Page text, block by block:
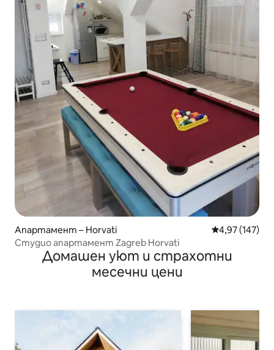
Апартамент – Horvati Средна
4,97 (147)
Студио апартамент Zagreb Horvati
Домашен уют и страхотни
месечни цени